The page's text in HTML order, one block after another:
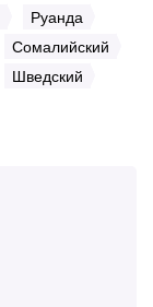
Руанда
Сомалийский
Шведский